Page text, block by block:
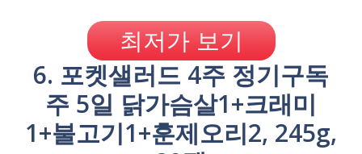
최저가 보기
6. 포켓샐러드 4주 정기구독
주 5일 닭가슴살1+크래미
1+불고기1+훈제오리2, 245g,